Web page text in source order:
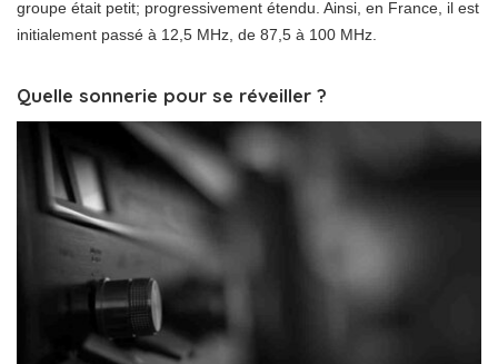
groupe était petit; progressivement étendu. Ainsi, en France, il est
initialement passé à 12,5 MHz, de 87,5 à 100 MHz.
Quelle sonnerie pour se réveiller ?